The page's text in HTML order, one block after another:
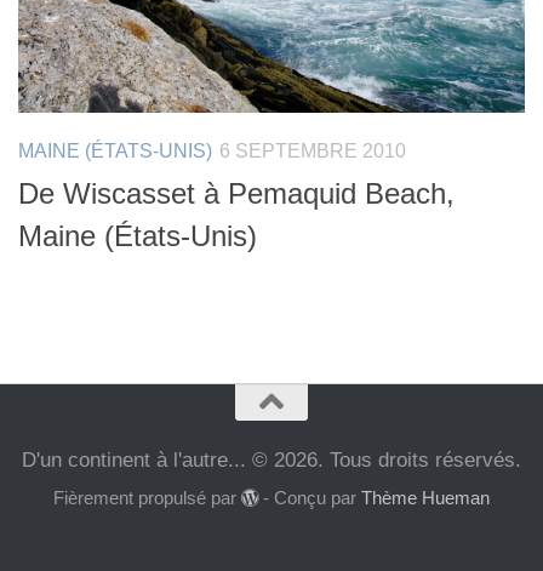
MAINE (ÉTATS-UNIS) 6 SEPTEMBRE 2010
De Wiscasset à Pemaquid Beach,
Maine (États-Unis)
D'un continent à l'autre... © 2026. Tous droits réservés.
Fièrement propulsé par - Conçu parThème Hueman